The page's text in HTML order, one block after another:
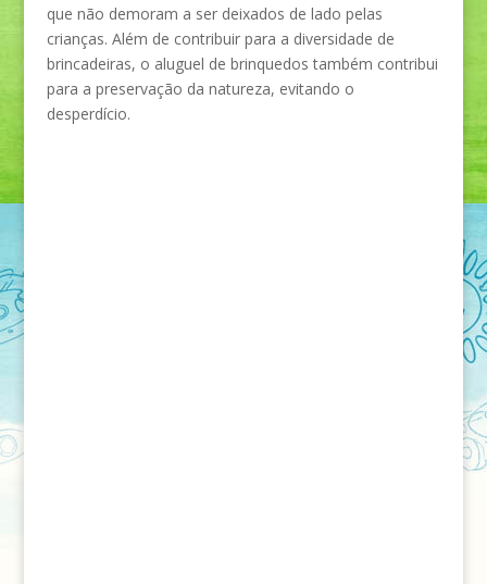
que não demoram a ser deixados de lado pelas
crianças. Além de contribuir para a diversidade de
brincadeiras, o aluguel de brinquedos também contribui
para a preservação da natureza, evitando o
desperdício.